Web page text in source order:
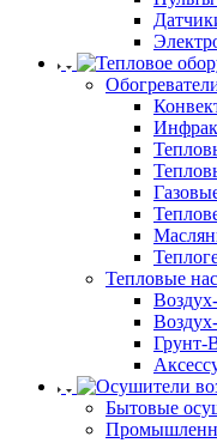
Тепловые
Грунт-
Бытовые